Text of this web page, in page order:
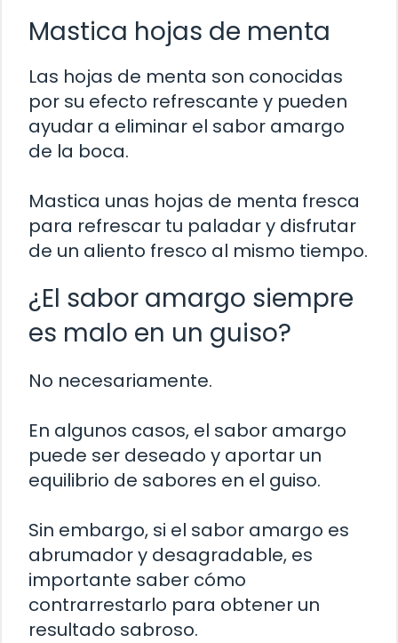
Mastica hojas de menta
Las hojas de menta son conocidas
por su efecto refrescante y pueden
ayudar a eliminar el sabor amargo
de la boca.
Mastica unas hojas de menta fresca
para refrescar tu paladar y disfrutar
de un aliento fresco al mismo tiempo.
¿El sabor amargo siempre
es malo en un guiso?
No necesariamente.
En algunos casos, el sabor amargo
puede ser deseado y aportar un
equilibrio de sabores en el guiso.
Sin embargo, si el sabor amargo es
abrumador y desagradable, es
importante saber cómo
contrarrestarlo para obtener un
resultado sabroso.